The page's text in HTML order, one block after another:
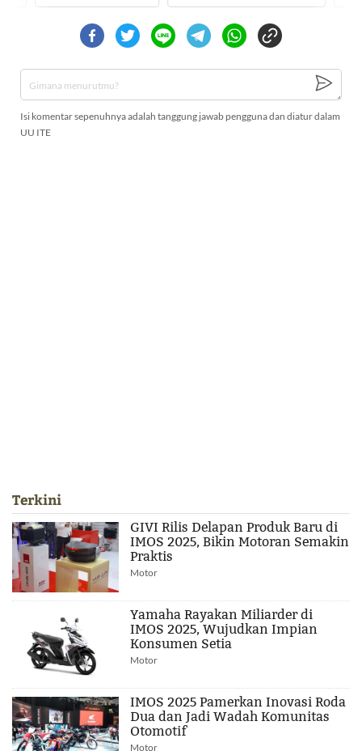
Isi komentar sepenuhnya adalah tanggung jawab pengguna dan diatur dalam
UU ITE
Terkini
GIVI Rilis Delapan Produk Baru di
IMOS 2025, Bikin Motoran Semakin
Praktis
Motor
Yamaha Rayakan Miliarder di
IMOS 2025, Wujudkan Impian
Konsumen Setia
Motor
IMOS 2025 Pamerkan Inovasi Roda
Dua dan Jadi Wadah Komunitas
Otomotif
Motor